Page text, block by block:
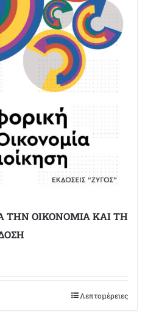
ΤΗΝ ΟΙΚΟΝΟΜΙΑ ΚΑΙ ΤΗ
Λεπτομέρειες